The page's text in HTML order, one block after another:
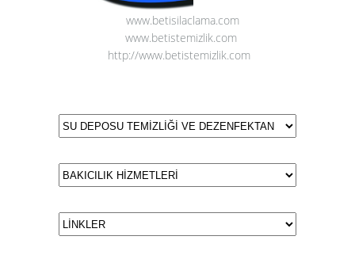
www.betisilaclama.com
www.betistemizlik.com
http://www.betistemizlik.com